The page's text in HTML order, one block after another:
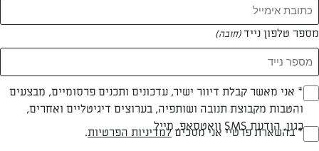
קיש גבינות, עגבניות, זיתים ופטה
מספר טלפון נייד(חובה)
Opt_In
(חובה)
* אני מאשר קבלת דיוור ישיר, עדכונים ותכנים פרסומיים, מבצעים
והטבות מקבוצת תנובה ושותפיה, בערוצים דיגיטליים ואחרים,
כגון, הודעת SMS וואטסאפ, מייל
RegulationsApproved
* בהשארת פרטיי אני מסכיםלמדיניות הפרטיות.